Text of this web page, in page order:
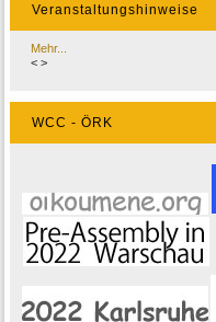
Veranstaltungshinweise
Mehr...
< >
WCC - ÖRK